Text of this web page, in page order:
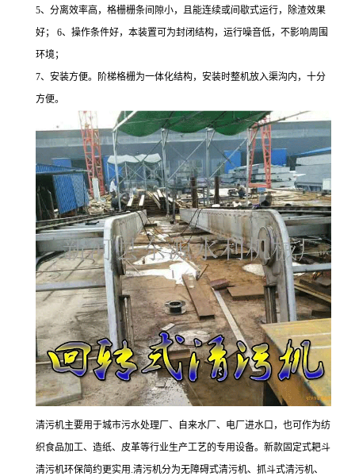
5、分离效率高，格栅栅条间隙小，且能连续或间歇式运行，除渣效果
好； 6、操作条件好，本装置可为封闭结构，运行噪音低，不影响周围
环境；
7、安装方便。阶梯格栅为一体化结构，安装时整机放入渠沟内，十分
方便。
清污机主要用于城市污水处理厂、自来水厂、电厂进水口，也可作为纺
织食品加工、造纸、皮革等行业生产工艺的专用设备。新款固定式耙斗
清污机环保简约更实用.清污机分为无障碍式清污机、抓斗式清污机、